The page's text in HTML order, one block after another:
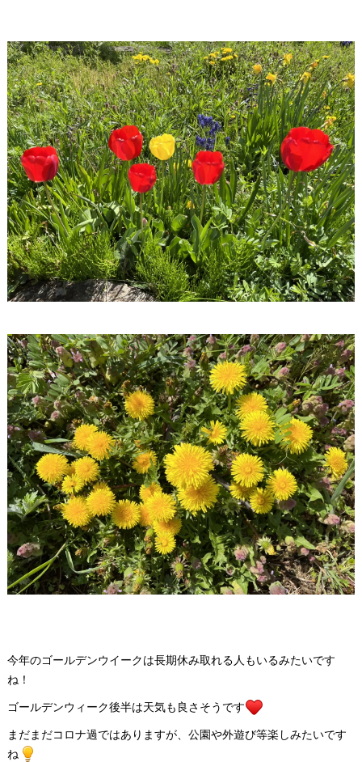
今年のゴールデンウイークは長期休み取れる人もいるみたいです
ね！
ゴールデンウィーク後半は天気も良さそうです
まだまだコロナ過ではありますが、公園や外遊び等楽しみたいです
ね